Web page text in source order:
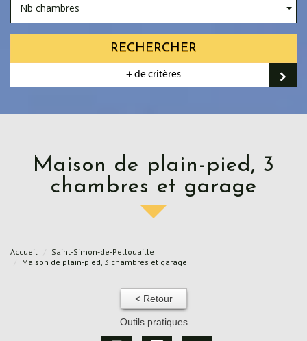
Nb chambres
RECHERCHER
+ de critères
Maison de plain-pied, 3
chambres et garage
Accueil
Saint-Simon-de-Pellouaille
Maison de plain-pied, 3 chambres et garage
< Retour
Outils pratiques